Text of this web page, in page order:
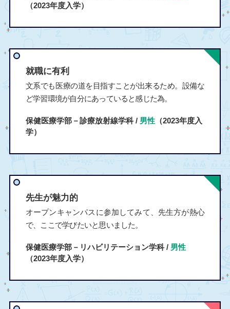
（2023年度入学）
就職に有利
文系でも医療の道を目指すことが出来るため。設備な
ど学習環境が自分にあっていると感じた為。
保健医療学部－診療放射線学科 / 男性（2023年度入
学）
先生が魅力的
オープンキャンパスに参加してみて、先生方が熱心
で、ここで学びたいと思いました。
保健医療学部－リハビリテーション学科 / 男性
（2023年度入学）